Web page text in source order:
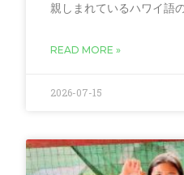
親しまれているハワイ語
READ MORE »
2026-07-15